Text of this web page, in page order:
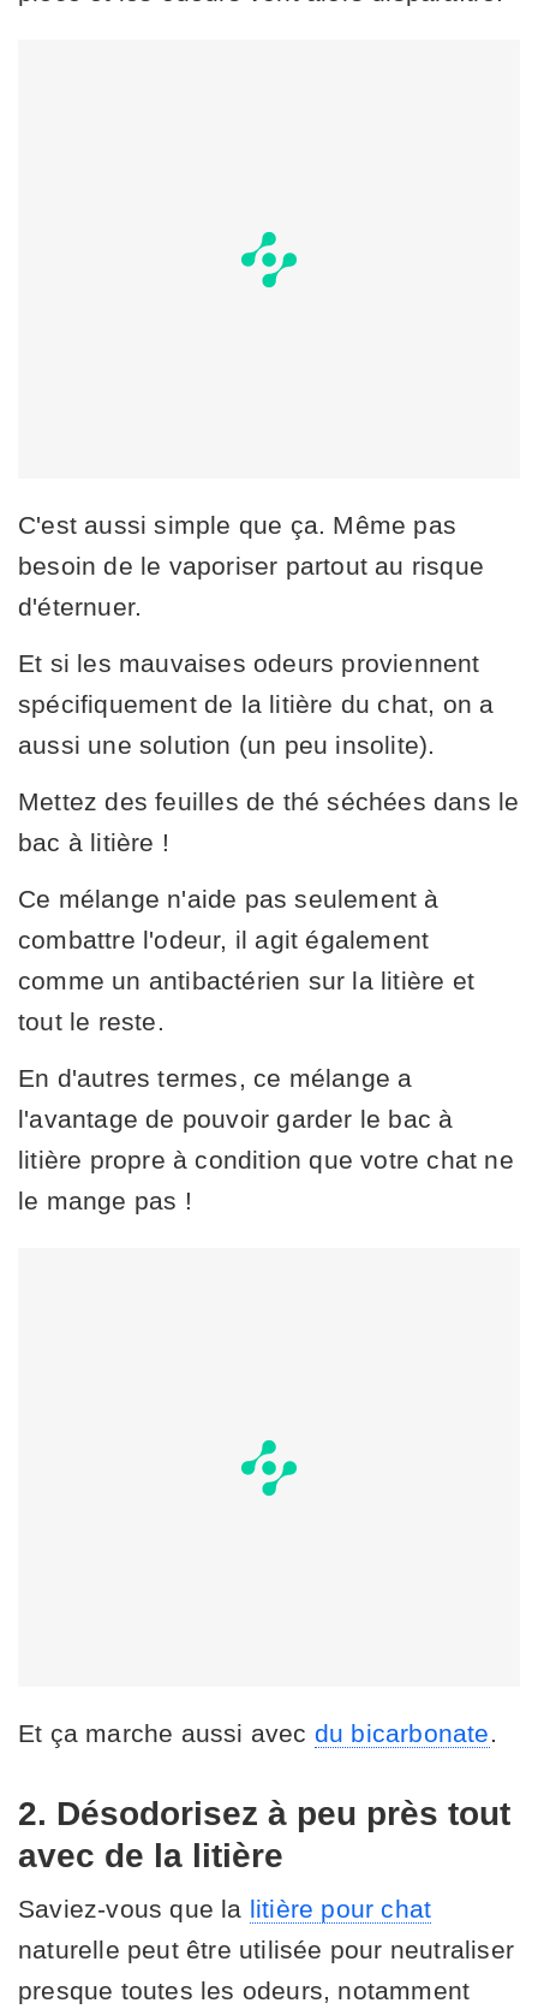
C'est aussi simple que ça. Même pas
besoin de le vaporiser partout au risque
d'éternuer.
Et si les mauvaises odeurs proviennent
spécifiquement de la litière du chat, on a
aussi une solution (un peu insolite).
Mettez des feuilles de thé séchées dans le
bac à litière !
Ce mélange n'aide pas seulement à
combattre l'odeur, il agit également
comme un antibactérien sur la litière et
tout le reste.
En d'autres termes, ce mélange a
l'avantage de pouvoir garder le bac à
litière propre à condition que votre chat ne
le mange pas !
Et ça marche aussi avec du bicarbonate
2. Désodorisez à peu près tout
avec de la litière
Saviez-vous que la litière pour chat
naturelle peut être utilisée pour neutraliser
presque toutes les odeurs, notamment